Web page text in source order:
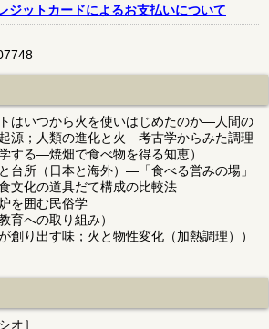
ジットカードによるお支払いについて
はいつから火を使いはじめたのか―人間の
源；人類の進化と火―考古学からみた調理
する―焼畑で食べ物を得る知恵）
所（日本と海外）―「食べる営みの場」
文化の道具だて構成の比較法
を囲む民俗学
育への取り組み）
り出す味；火と物性変化（加熱調理））
オ］